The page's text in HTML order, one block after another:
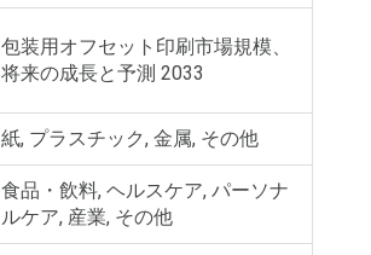
包装用オフセット印刷市場規模、
将来の成長と予測 2033
紙, プラスチック, 金属, その他
食品・飲料, ヘルスケア, パーソナ
ルケア, 産業, その他